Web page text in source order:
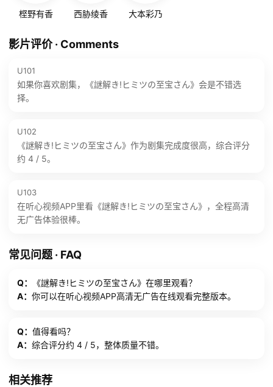
㭴野有香 西胁绫香 大本彩乃
影片评价 · Comments
U101
如果你喜欢剧集，《謎解き!ヒミツの至宝さん》会是不错选
择。
U102
《謎解き!ヒミツの至宝さん》作为剧集完成度很高，综合评分
约 4 / 5。
U103
在听心视频APP里看《謎解き!ヒミツの至宝さん》，全程高清
无广告体验很棒。
常见问题 · FAQ
Q：
《謎解き!ヒミツの至宝さん》在哪里观看？
A： 你可以在听心视频APP高清无广告在线观看完整版本。
Q： 值得看吗？
A： 综合评分约 4 / 5，整体质量不错。
相关推荐